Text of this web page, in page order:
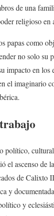
de una
religioso en
papas como
no solo su
impacto en
el imaginario
político,
el ascenso de
de Calixto
y
y